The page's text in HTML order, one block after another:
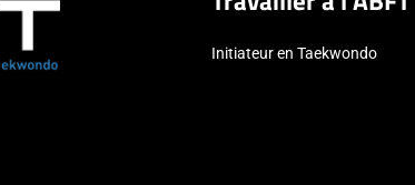
Initiateur en Taekwondo